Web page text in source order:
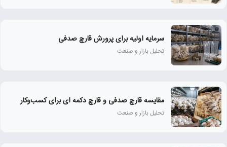
سرمایه اولیه برای پرورش قارچ صدفی
تحلیل بازار و صنعت
مقایسه قارچ صدفی و قارچ دکمه‌ ای برای کسب‌وکار
تحلیل بازار و صنعت